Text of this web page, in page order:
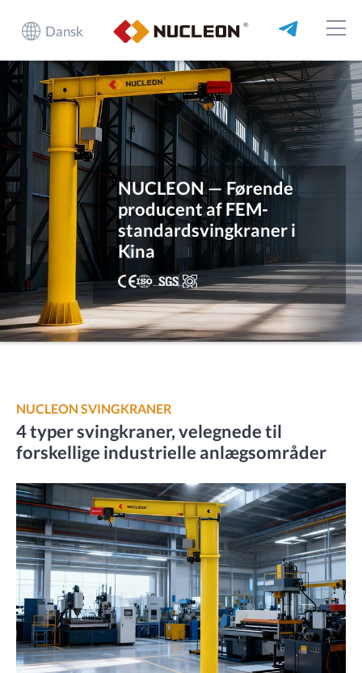
Dansk
NUCLEON — Førende
producent af FEM-
standardsvingkraner i
Kina
NUCLEON SVINGKRANER
4 typer svingkraner, velegnede til
forskellige industrielle anlægsområder